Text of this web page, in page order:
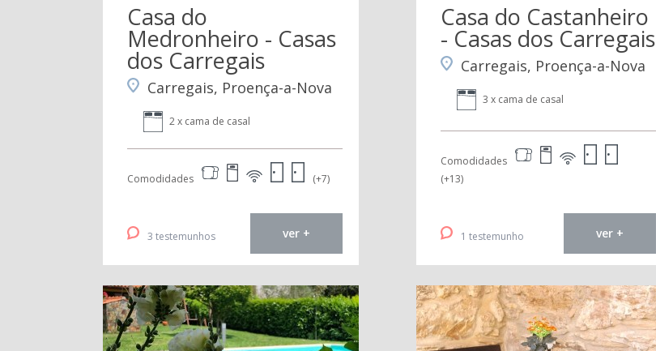
Casa do
Medronheiro - Casas
dos Carregais
Carregais, Proença-a-Nova
2 x cama de casal
Comodidades (+7)
3 testemunhos ver +
Casa do Castanheiro
- Casas dos Carregais
Carregais, Proença-a-Nova
3 x cama de casal
Comodidades
(+13)
1 testemunho ver +